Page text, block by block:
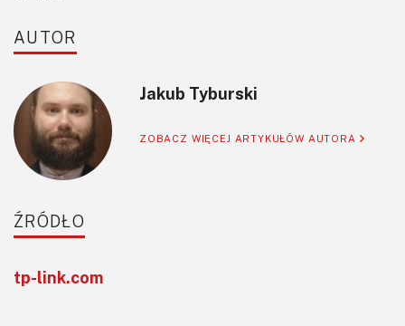
AUTOR
Jakub Tyburski
ZOBACZ WIĘCEJ ARTYKUŁÓW AUTORA
ŹRÓDŁO
tp-link.com